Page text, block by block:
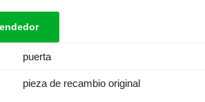
puerta
pieza de recambio original